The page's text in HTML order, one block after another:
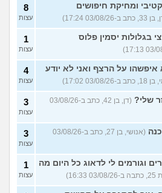
ומחיקת חיפושים
26 17:24)
8
עצות
בגלולות יסמין פלוס 1
עצות
איפשהו על הרצף ואני לא יודע
08/26 17:02)
4
עצות
שלי?
(דן, בן 42, כתב ב-03/08/26
3
עצות
(אנושי, בן 27, כתב ב-03/08/26
3
עצות
וגורמים לי לדאוג כל היום מה
1
עצות